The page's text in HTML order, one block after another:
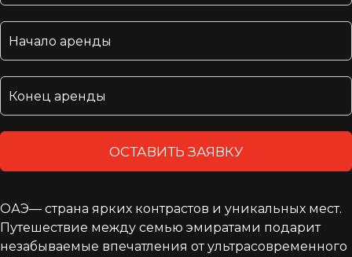
ОСТАВИТЬ ЗАЯВКУ
ОАЭ— страна ярких контрастов и уникальных мест.
Путешествие между семью эмиратами подарит
незабываемые впечатления от ультрасовременного